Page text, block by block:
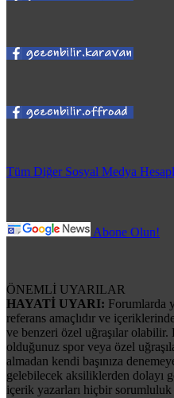
Tüm Diğer Sosyal Medya
Abone Olun!
ÖNEMLİ UYARILAR
HAYATİ UYARI: Forumlarda
referans amaçlıdır ve
ve benzeri özel uğraşılar
olduğunuz spor veya özel
almadan kendi başınıza
gelebilecek aksiliklerden dolayı
içerik yazarları hiçbir